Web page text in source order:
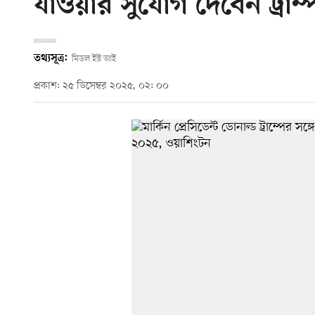
যাওয়ার সুযোগ দেবেন
তথ্যসূত্র: মিডল ইস্ট আই
প্রকাশ: ২৫ ডিসেম্বর ২০২৫, ০২: ০০